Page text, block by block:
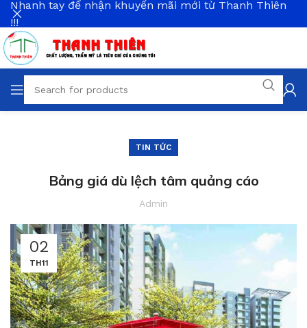
TIN TỨC
Bảng giá dù lệch tâm quảng cáo
Admin
02
TH11
Nhanh tay để nhận khuyến mãi mới từ Thanh Thiên
!!!